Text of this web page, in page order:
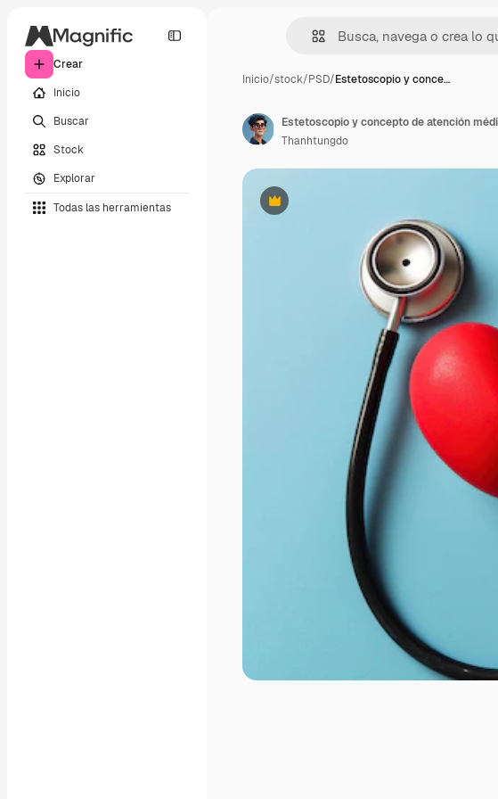
Crear
Inicio
Buscar
Stock
Explorar
Todas las herramientas
Inicio/stock/PSD/Estetoscopio y conce…
Premium
Estetoscopio y concepto de atención
Thanhtungdo